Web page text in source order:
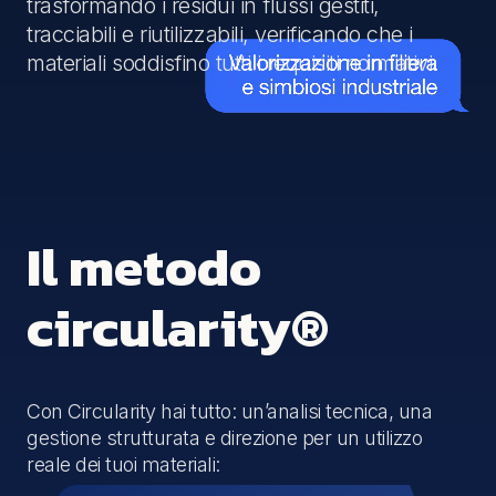
trasformando i residui in flussi gestiti,
tracciabili e riutilizzabili, verificando che i
materiali soddisfino tutti i requisiti normativi.
Il metodo
circularity®
Con Circularity hai tutto: un’analisi tecnica, una
gestione strutturata e direzione per un utilizzo
reale dei tuoi materiali: